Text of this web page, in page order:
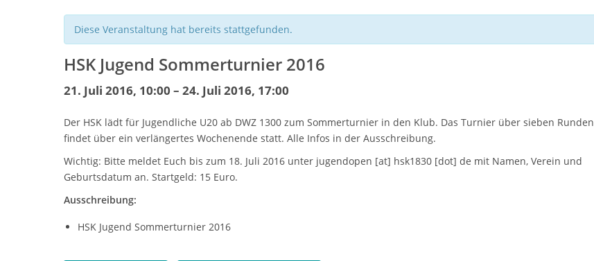
Diese Veranstaltung hat bereits stattgefunden.
HSK Jugend Sommerturnier 2016
21. Juli 2016, 10:00 – 24. Juli 2016, 17:00
Der HSK lädt für Jugendliche U20 ab DWZ 1300 zum Sommerturnier in den Klub. Das Turnier über sieben Runden
findet über ein verlängertes Wochenende statt. Alle Infos in der Ausschreibung.
Wichtig: Bitte meldet Euch bis zum 18. Juli 2016 unter jugendopen [at] hsk1830 [dot] de mit Namen, Verein und
Geburtsdatum an. Startgeld: 15 Euro.
Ausschreibung:
HSK Jugend Sommerturnier 2016